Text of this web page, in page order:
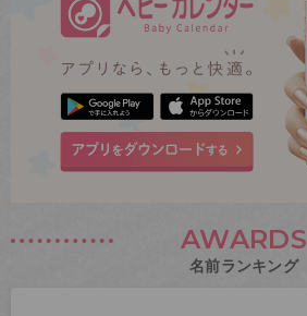
AWARDS
名前ランキング